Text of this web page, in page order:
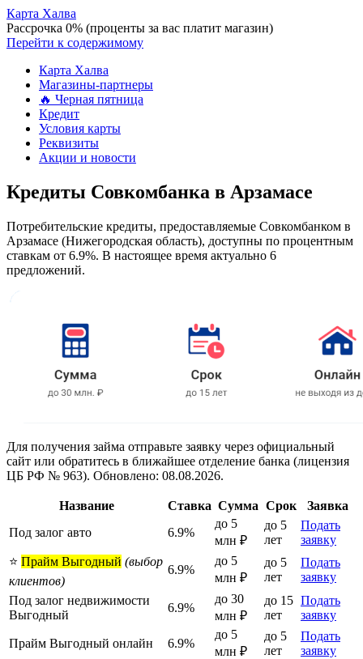
Карта Халва
Рассрочка 0% (проценты за вас платит магазин)
Перейти к содержимому
Карта Халва
Магазины-партнеры
🔥 Черная пятница
Кредит
Условия карты
Реквизиты
Акции и новости
Кредиты Совкомбанка в Арзамасе
Потребительские кредиты, предоставляемые Совкомбанком в
Арзамасе (Нижегородская область), доступны по процентным
ставкам от 6.9%. В настоящее время актуально 6
предложений.
Для получения займа отправьте заявку через официальный
сайт или обратитесь в ближайшее отделение банка (лицензия
ЦБ РФ № 963). Обновлено: 08.08.2026.
Название Ставка Сумма Срок
Заявка
Под залог авто
6.9%
до 5
млн ₽
до 5
лет
Подать
заявку
⭐ Прайм Выгодный (выбор
клиентов)
6.9%
до 5
млн ₽
до 5
лет
Подать
заявку
Под залог недвижимости
Выгодный
6.9%
до 30
млн ₽
до 15
лет
Подать
заявку
Прайм Выгодный онлайн 6.9%
до 5
млн ₽
до 5
лет
Подать
заявку